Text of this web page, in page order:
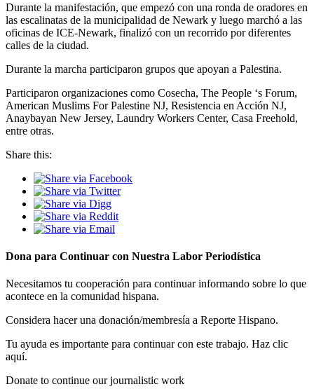
Durante la manifestación, que empezó con una ronda de oradores en
las escalinatas de la municipalidad de Newark y luego marchó a las
oficinas de ICE-Newark, finalizó con un recorrido por diferentes
calles de la ciudad.
Durante la marcha participaron grupos que apoyan a Palestina.
Participaron organizaciones como Cosecha, The People ‘s Forum,
American Muslims For Palestine NJ, Resistencia en Acción NJ,
Anaybayan New Jersey, Laundry Workers Center, Casa Freehold,
entre otras.
Share this:
Dona para Continuar con Nuestra Labor Periodística
Necesitamos tu cooperación para continuar informando sobre lo que
acontece en la comunidad hispana.
Considera hacer una donación/membresía a Reporte Hispano.
Tu ayuda es importante para continuar con este trabajo. Haz clic
aquí.
Donate to continue our journalistic work